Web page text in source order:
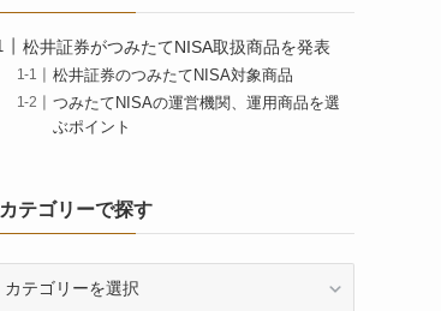
松井証券がつみたてNISA取扱商品を発表
松井証券のつみたてNISA対象商品
つみたてNISAの運営機関、運用商品を選
ぶポイント
カテゴリーで探す